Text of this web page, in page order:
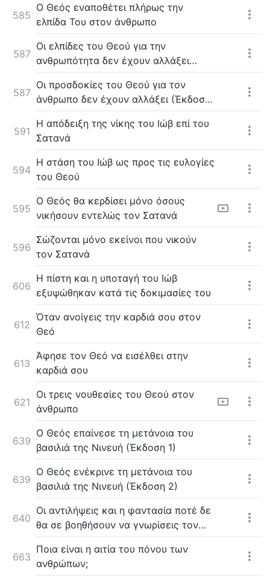
585
Ο Θεός εναποθέτει πλήρως την
ελπίδα Του στον άνθρωπο
587
Οι ελπίδες του Θεού για την
ανθρωπότητα δεν έχουν αλλάξει
(Έκδοση 1)
587
Οι προσδοκίες του Θεού για τον
άνθρωπο δεν έχουν αλλάξει (Έκδοση
2)
591
Η απόδειξη της νίκης του Ιώβ επί του
Σατανά
594
Η στάση του Ιώβ ως προς τις ευλογίες
του Θεού
595
Ο Θεός θα κερδίσει μόνο όσους
νικήσουν εντελώς τον Σατανά
596
Σώζονται μόνο εκείνοι που νικούν
τον Σατανά
606
Η πίστη και η υποταγή του Ιώβ
εξυψώθηκαν κατά τις δοκιμασίες του
612
Όταν ανοίγεις την καρδιά σου στον
Θεό
613
Άφησε τον Θεό να εισέλθει στην
καρδιά σου
621
Οι τρεις νουθεσίες του Θεού στον
άνθρωπο
639
Ο Θεός επαίνεσε τη μετάνοια του
βασιλιά της Νινευή (Έκδοση 1)
639
Ο Θεός ενέκρινε τη μετάνοια του
βασιλιά της Νινευή (Έκδοση 2)
640
Οι αντιλήψεις και η φαντασία ποτέ δε
θα σε βοηθήσουν να γνωρίσεις τον
Θεό
663
Ποια είναι η αιτία του πόνου των
ανθρώπων;